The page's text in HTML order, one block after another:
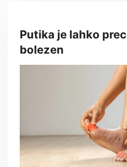
Putika je lahko
bolezen